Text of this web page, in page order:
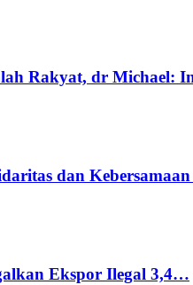
Rakyat, dr Michael:
dan
Ekspor Ilegal 3,4…